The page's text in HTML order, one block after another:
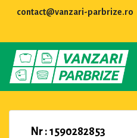
contact@vanzari-parbrize.ro
Nr : 1590282853